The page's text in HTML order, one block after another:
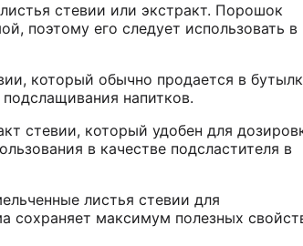
стевии или экстракт. Порошок
поэтому его следует использовать в
который обычно продается в
напитков.
стевии, который удобен для
в качестве подсластителя в
листья стевии для
сохраняет максимум полезных